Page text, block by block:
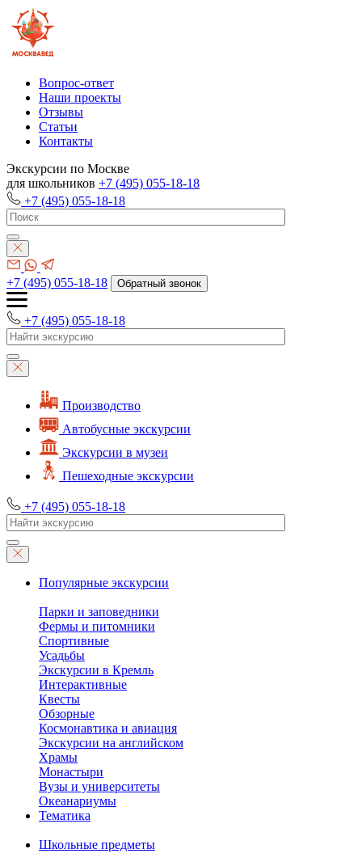
Вопрос-ответ
Наши проекты
Отзывы
Статьи
Контакты
Экскурсии по Москве
для школьников +7 (495) 055-18-18
+7 (495) 055-18-18
+7 (495) 055-18-18 Обратный звонок
+7 (495) 055-18-18
Производство
Автобусные экскурсии
Экскурсии в музеи
Пешеходные экскурсии
+7 (495) 055-18-18
Популярные экскурсии
Парки и заповедники
Фермы и питомники
Спортивные
Усадьбы
Экскурсии в Кремль
Интерактивные
Квесты
Обзорные
Космонавтика и авиация
Экскурсии на английском
Храмы
Монастыри
Вузы и университеты
Океанариумы
Тематика
Школьные предметы